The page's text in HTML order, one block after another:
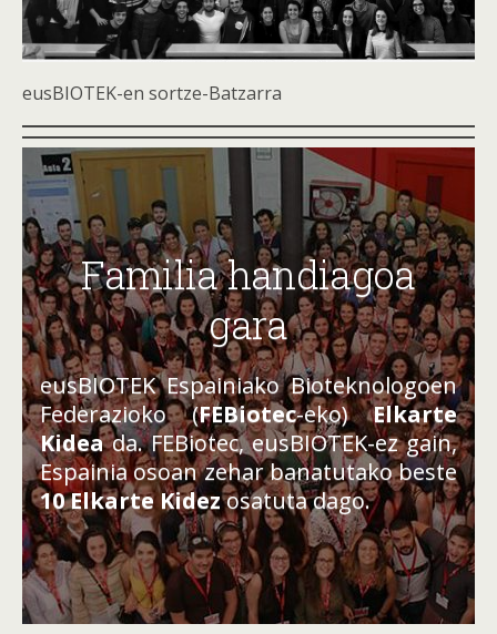
eusBIOTEK-en sortze-Batzarra
Familia handiagoa
gara
eusBIOTEK Espainiako Bioteknologoen
Federazioko (FEBiotec-eko)Elkarte
Kideada. FEBiotec, eusBIOTEK-ez gain,
Espainia osoan zehar banatutako beste
10Elkarte Kidezosatuta dago.